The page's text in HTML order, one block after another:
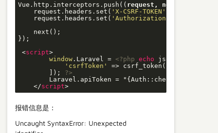
Vue.http.interceptors.push( ( request, next
    request.headers.set(
'X-CSRF-TOKEN'
    request.headers.set(
'Authorization'
    next();
});
<script>
window .Laravel = <?php echo json_encode([
'csrfToken'
=> csrf_token(),
        ]);
?>
Laravel.apiToken = "{Auth::check() ?
</script>
报错信息是：
Uncaught SyntaxError: Unexpected